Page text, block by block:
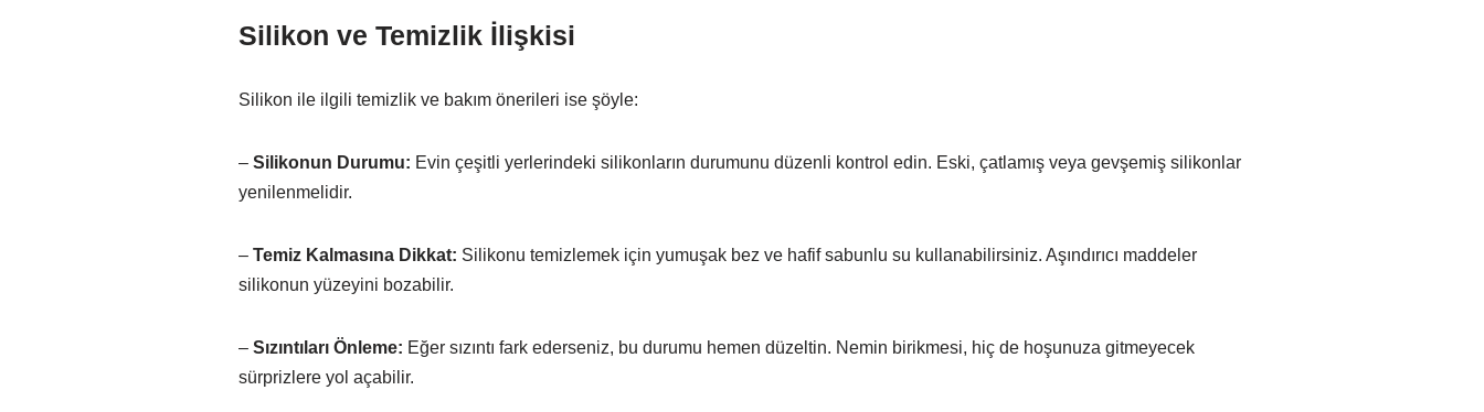
Silikon ve Temizlik İlişkisi
Silikon ile ilgili temizlik ve bakım önerileri ise şöyle:
–Silikonun Durumu: Evin çeşitli yerlerindeki silikonların durumunu düzenli kontrol edin. Eski, çatlamış veya gevşemiş silikonlar
yenilenmelidir.
–Temiz Kalmasına Dikkat: Silikonu temizlemek için yumuşak bez ve hafif sabunlu su kullanabilirsiniz. Aşındırıcı maddeler
silikonun yüzeyini bozabilir.
–Sızıntıları Önleme: Eğer sızıntı fark ederseniz, bu durumu hemen düzeltin. Nemin birikmesi, hiç de hoşunuza gitmeyecek
sürprizlere yol açabilir.